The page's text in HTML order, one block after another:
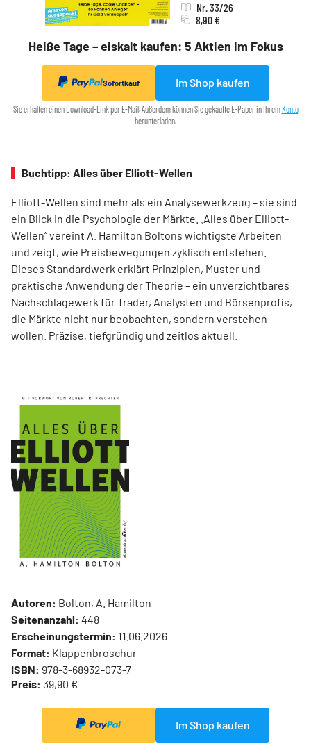
Heiße Tage – eiskalt kaufen: 5 Aktien im Fokus
Nr. 33/26
8,90 €
Sofortkauf Im Shop kaufen
Sie erhalten einen Download-Link per E-Mail. Außerdem können Sie gekaufte E-Paper in IhremKonto
herunterladen.
Buchtipp: Alles über Elliott-Wellen
Elliott-Wellen sind mehr als ein Analysewerkzeug – sie sind
ein Blick in die Psychologie der Märkte. „Alles über Elliott-
Wellen“ vereint A. Hamilton Boltons wichtigste Arbeiten
und zeigt, wie Preisbewegungen zyklisch entstehen.
Dieses Standardwerk erklärt Prinzipien, Muster und
praktische Anwendung der Theorie – ein unverzichtbares
Nachschlagewerk für Trader, Analysten und Börsenprofis,
die Märkte nicht nur beobachten, sondern verstehen
wollen. Präzise, tiefgründig und zeitlos aktuell.
Autoren: Bolton, A. Hamilton
Seitenanzahl: 448
Erscheinungstermin: 11.06.2026
Format: Klappenbroschur
ISBN: 978-3-68932-073-7
Preis: 39,90 €
Im Shop kaufen